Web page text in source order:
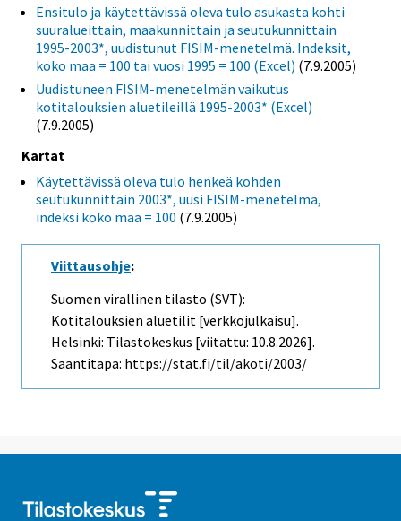
Ensitulo ja käytettävissä oleva tulo asukasta kohti
suuralueittain, maakunnittain ja seutukunnittain
1995-2003*, uudistunut FISIM-menetelmä. Indeksit,
koko maa = 100 tai vuosi 1995 = 100 (Excel) (7.9.2005)
Uudistuneen FISIM-menetelmän vaikutus
kotitalouksien aluetileillä 1995-2003* (Excel)
(7.9.2005)
Kartat
Käytettävissä oleva tulo henkeä kohden
seutukunnittain 2003*, uusi FISIM-menetelmä,
indeksi koko maa = 100 (7.9.2005)
Viittausohje:
Suomen virallinen tilasto (SVT):
Kotitalouksien aluetilit [verkkojulkaisu].
Helsinki: Tilastokeskus [viitattu: 10.8.2026].
Saantitapa: https://stat.fi/til/akoti/2003/